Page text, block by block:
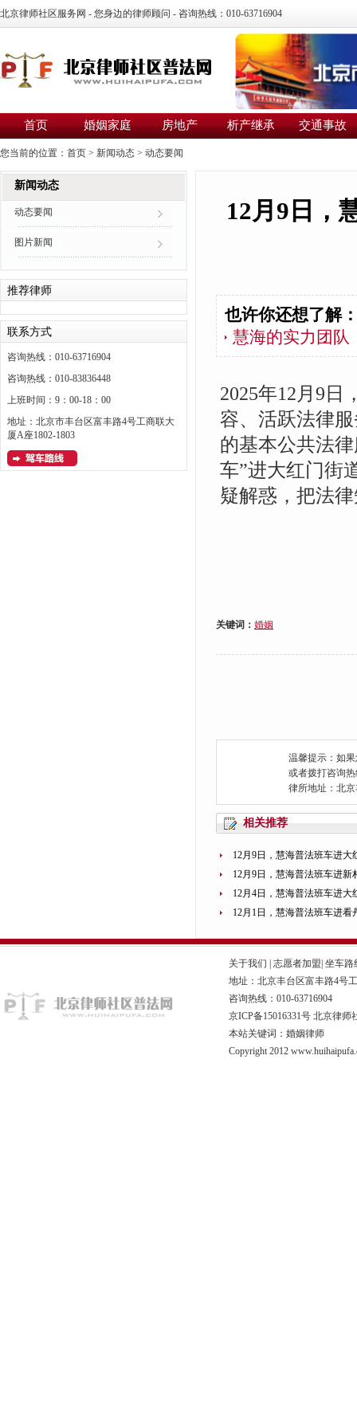
北京律师社区服务网 - 您身边的律师顾问 - 咨询热线：010-63716904
首页 婚姻家庭 房地产 析产继承 交通事故
您当前的位置： 首页 > 新闻动态 > 动态要闻
12月9日，
也许你还想了解
慧海的实力团队
2025年12月9日
容、活跃法律
的基本公共法
车”进大红门街
疑解惑，把法
关键词： 婚姻
温馨提示：如
或者拨打咨询热
律所地址：北
相关推荐
12月9日，慧海普法班车进
12月9日，慧海普法班车进新
12月4日，慧海普法班车进
12月1日，慧海普法班车进看
新闻动态
动态要闻
图片新闻
推荐律师
联系方式
咨询热线：010-63716904
咨询热线：010-83836448
上班时间：9：00-18：00
地址：北京市丰台区富丰路4号工商联大
厦A座1802-1803
关于我们 志愿者加盟 坐车路
地址：北京丰台区富丰路4号
咨询热线：010-63716904
京ICP备15016331号 北京律师
本站关键词：婚姻律师
Copyright 2012